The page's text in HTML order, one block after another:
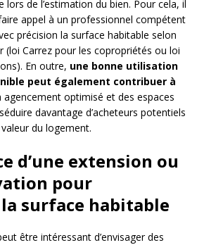
de l’estimation du bien. Pour cela, il
appel à un professionnel compétent
précision la surface habitable selon
(loi Carrez pour les copropriétés ou loi
En outre, une bonne utilisation
peut également contribuer à
agencement optimisé et des espaces
davantage d’acheteurs potentiels
du logement.
d’une extension ou
pour
surface habitable
être intéressant d’envisager des